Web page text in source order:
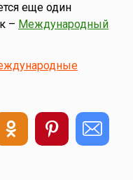
еще один
– Международный